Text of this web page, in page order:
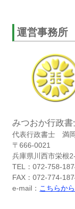
運営事務所
みつおか行政
代表行政書士 満
〒666-0021
兵庫県川西市栄根
TEL：072-758-
FAX：072-774-
e-mail： こちらか